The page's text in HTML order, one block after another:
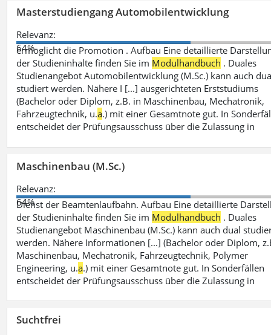
Masterstudiengang Automobilentwicklung
Relevanz:
64%
ermöglicht die Promotion . Aufbau Eine detaillierte
der Studieninhalte finden Sie im Modulhandbuch . Duales
Studienangebot Automobilentwicklung (M.Sc.) kann auch
studiert werden. Nähere I [...] ausgerichteten Erststudiums
(Bachelor oder Diplom, z.B. in Maschinenbau, Mechatronik,
Fahrzeugtechnik, u.a.) mit einer Gesamtnote gut. In
entscheidet der Prüfungsausschuss über die Zulassung in
Maschinenbau (M.Sc.)
Relevanz:
64%
Dienst der Beamtenlaufbahn. Aufbau Eine detaillierte
der Studieninhalte finden Sie im Modulhandbuch . Duales
Studienangebot Maschinenbau (M.Sc.) kann auch dual
werden. Nähere Informationen [...] (Bachelor oder Diplom,
Maschinenbau, Mechatronik, Fahrzeugtechnik, Polymer
Engineering, u.a.) mit einer Gesamtnote gut. In Sonderfällen
entscheidet der Prüfungsausschuss über die Zulassung in
Suchtfrei